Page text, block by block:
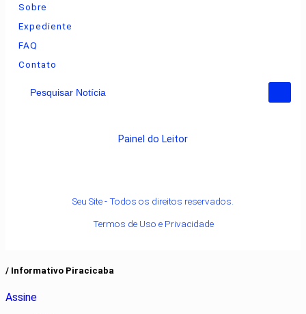
Sobre
Expediente
FAQ
Contato
Pesquisar Notícia
Painel do Leitor
Seu Site - Todos os direitos reservados.
Termos de Uso e Privacidade
/ Informativo Piracicaba
Assine